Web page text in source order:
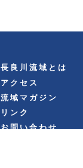
長良川流域とは
アクセス
流域マガジン
リンク
お問い合わせ